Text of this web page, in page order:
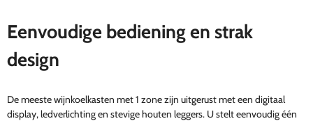
Eenvoudige bediening en strak
design
De meeste wijnkoelkasten met 1 zone zijn uitgerust met een digitaal
display, ledverlichting en stevige houten leggers. U stelt eenvoudig één